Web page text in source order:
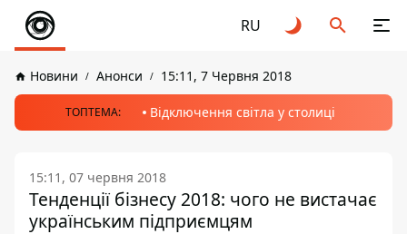
RU
Новини Анонси 15:11, 7 Червня 2018
ТОПТЕМА: Відключення світла у столиці
15:11, 07 червня 2018
Тенденції бізнесу 2018: чого не вистачає
українським підприємцям